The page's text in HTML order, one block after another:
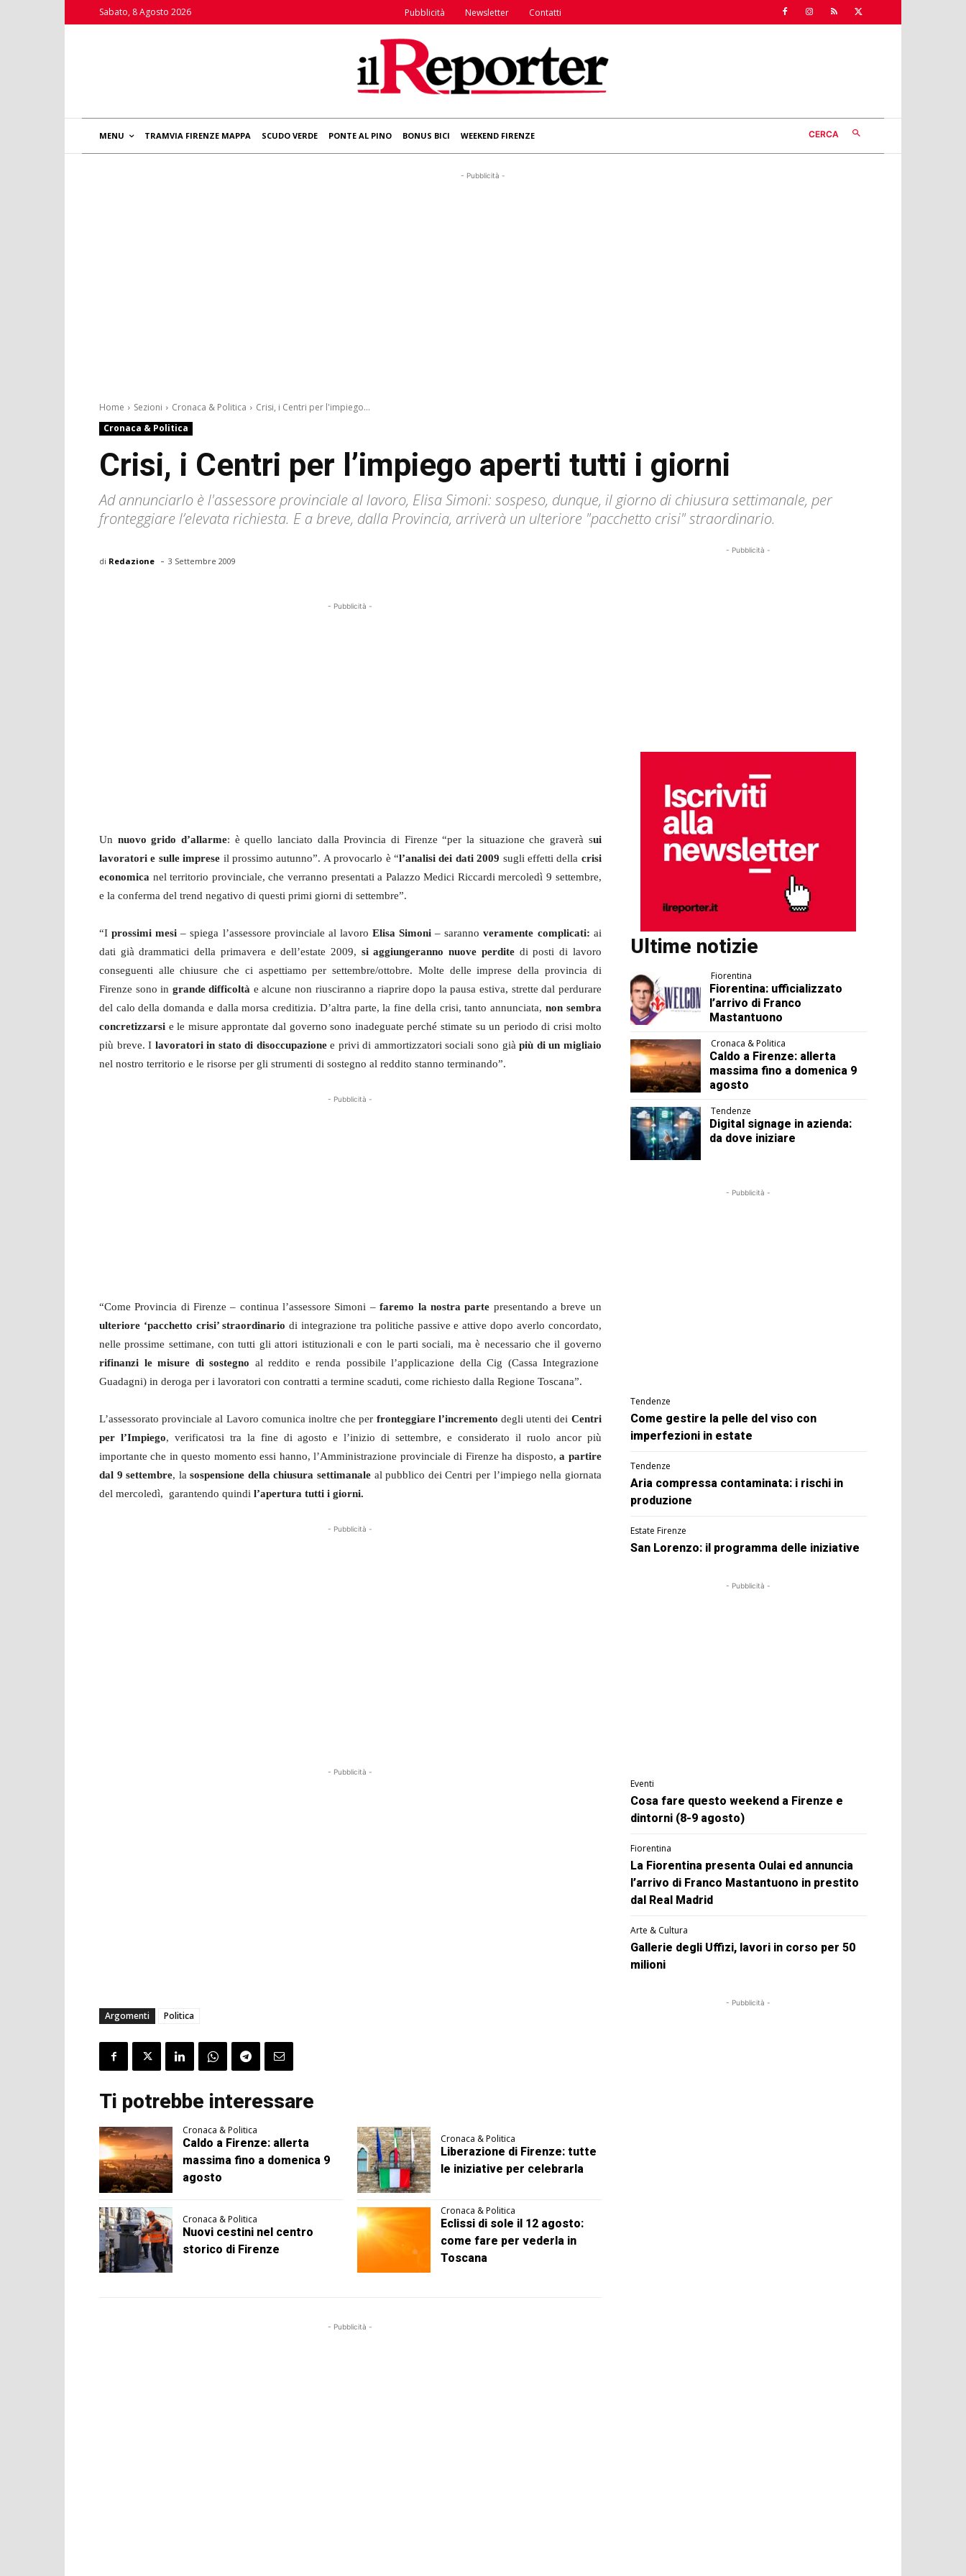
Sabato, 8 Agosto 2026 Pubblicità Newsletter Contatti
MENU TRAMVIA FIRENZE MAPPA SCUDO VERDE PONTE AL PINO BONUS BICI WEEKEND FIRENZE CERCA
- Pubblicità -
Home Sezioni Cronaca & Politica
Crisi, i Centri per l'impiego...
Cronaca & Politica
Crisi, i Centri per l’impiego aperti tutti i giorni
Ad annunciarlo è l'assessore provinciale al lavoro, Elisa Simoni: sospeso, dunque, il giorno di chiusura settimanale, per
fronteggiare l’elevata richiesta. E a breve, dalla Provincia, arriverà un ulteriore "pacchetto crisi" straordinario.
di Redazione - 3 Settembre 2009
- Pubblicità -
Un nuovo grido d’allarme: è quello lanciato dalla Provincia di Firenze “per la situazione che graverà sui
lavoratori e sulle imprese il prossimo autunno”. A provocarlo è “l’analisi dei dati 2009 sugli effetti della crisi
economica nel territorio provinciale, che verranno presentati a Palazzo Medici Riccardi mercoledì 9 settembre,
e la conferma del trend negativo di questi primi giorni di settembre”.
“I prossimi mesi– spiega l’assessore provinciale al lavoroElisa Simoni – sarannoveramente complicati: ai
dati già drammatici della primavera e dell’estate 2009, si aggiungeranno nuove perditedi posti di lavoro
conseguenti alle chiusure che ci aspettiamo per settembre/ottobre. Molte delle imprese della provincia di
Firenze sono in grande difficoltà e alcune non riusciranno a riaprire dopo la pausa estiva, strette dal perdurare
del calo della domanda e dalla morsa creditizia. D’altra parte, la fine della crisi, tanto annunciata, non sembra
concretizzarsi e le misure approntate dal governo sono inadeguate perché stimate su un periodo di crisi molto
più breve. I lavoratori in stato di disoccupazionee privi di ammortizzatori sociali sono giàpiù di un migliaio
nel nostro territorio e le risorse per gli strumenti di sostegno al reddito stanno terminando”.
- Pubblicità -
“Come Provincia di Firenze – continua l’assessore Simoni –faremo la nostra parte presentando a breve un
ulteriore ‘pacchetto crisi’ straordinariodi integrazione tra politiche passive e attive dopo averlo concordato,
nelle prossime settimane, con tutti gli attori istituzionali e con le parti sociali, ma è necessario che il governo
rifinanzi le misure di sostegno al reddito e renda possibile l’applicazione della Cig (Cassa Integrazione
Guadagni) in deroga per i lavoratori con contratti a termine scaduti, come richiesto dalla Regione Toscana”.
L’assessorato provinciale al Lavoro comunica inoltre che per fronteggiare l’incremento degli utenti dei Centri
per l’Impiego, verificatosi tra la fine di agosto e l’inizio di settembre, e considerato il ruolo ancor più
importante che in questo momento essi hanno, l’Amministrazione provinciale di Firenze ha disposto,a partire
dal 9 settembre, lasospensione della chiusura settimanale al pubblico dei Centri per l’impiego nella giornata
del mercoledì, garantendo quindi l’apertura tutti i giorni.
- Pubblicità -
- Pubblicità -
Argomenti Politica
Ti potrebbe interessare
Cronaca & Politica
Caldo a Firenze: allerta
massima fino a domenica 9
agosto
Cronaca & Politica
Liberazione di Firenze: tutte
le iniziative per celebrarla
Cronaca & Politica
Nuovi cestini nel centro
storico di Firenze
Cronaca & Politica
Eclissi di sole il 12 agosto:
come fare per vederla in
Toscana
- Pubblicità -
- Pubblicità -
Ultime notizie
Fiorentina
Fiorentina: ufficializzato
l’arrivo di Franco
Mastantuono
Cronaca & Politica
Caldo a Firenze: allerta
massima fino a domenica 9
agosto
Tendenze
Digital signage in azienda:
da dove iniziare
- Pubblicità -
Tendenze
Come gestire la pelle del viso con
imperfezioni in estate
Tendenze
Aria compressa contaminata: i rischi in
produzione
Estate Firenze
San Lorenzo: il programma delle iniziative
- Pubblicità -
Eventi
Cosa fare questo weekend a Firenze e
dintorni (8-9 agosto)
Fiorentina
La Fiorentina presenta Oulai ed annuncia
l’arrivo di Franco Mastantuono in prestito
dal Real Madrid
Arte & Cultura
Gallerie degli Uffizi, lavori in corso per 50
milioni
- Pubblicità -